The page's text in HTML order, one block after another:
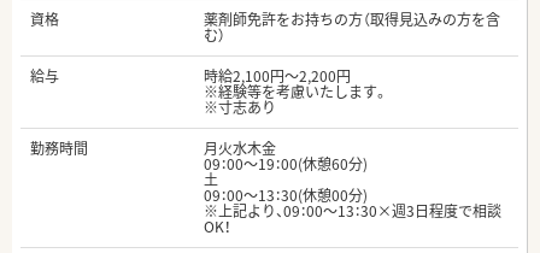
資格
薬剤師免許をお持ちの方（取得見込みの方を含
む）
給与
時給2,100円～2,200円
※経験等を考慮いたします。
※寸志あり
勤務時間
月火水木金
09：00～19：00(休憩60分)
土
09：00～13：30(休憩00分)
※上記より、09：00～13：30×週3日程度で相談
OK！